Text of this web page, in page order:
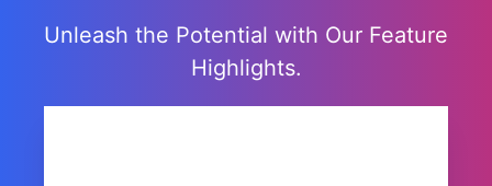
Unleash the Potential with Our Feature
Highlights.